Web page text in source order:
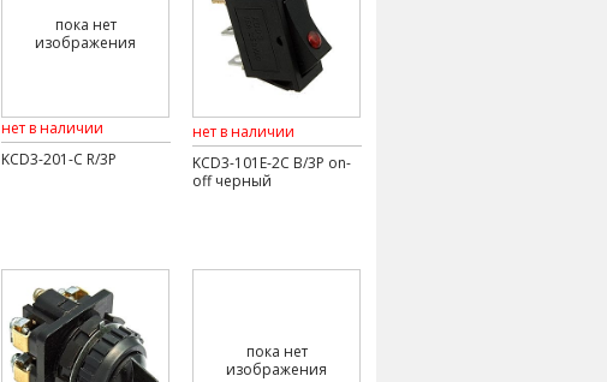
пока нет
изображения
нет в наличии
KCD3-201-C R/3P
нет в наличии
KCD3-101E-2C B/3P on-
off черный
пока нет
изображения